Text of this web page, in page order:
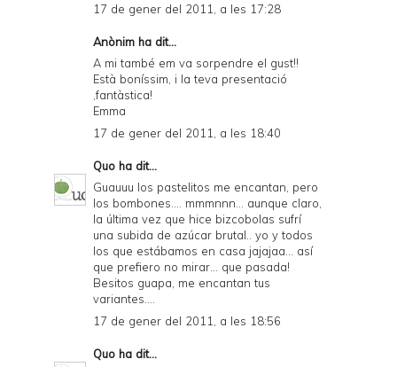
17 de gener del 2011, a les 17:28
Anònim ha dit...
A mi també em va sorpendre el gust!!
Està boníssim, i la teva presentació
,fantàstica!
Emma
17 de gener del 2011, a les 18:40
Quo ha dit...
Guauuu los pastelitos me encantan, pero
los bombones.... mmmnnn... aunque claro,
la última vez que hice bizcobolas sufrí
una subida de azúcar brutal.. yo y todos
los que estábamos en casa jajajaa... así
que prefiero no mirar... que pasada!
Besitos guapa, me encantan tus
variantes....
17 de gener del 2011, a les 18:56
Quo ha dit...